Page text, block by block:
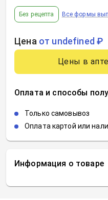
Информация о товаре
Без рецепта Все формы
Цена от undefined ₽
Цены в
Оплата и способы
Только самовывоз
Оплата картой или